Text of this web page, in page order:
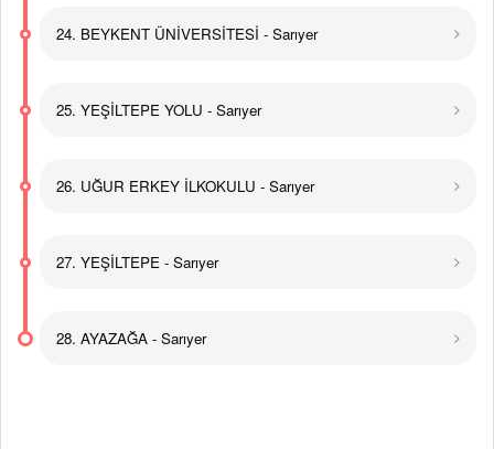
24. BEYKENT ÜNİVERSİTESİ - Sarıyer
25. YEŞİLTEPE YOLU - Sarıyer
26. UĞUR ERKEY İLKOKULU - Sarıyer
27. YEŞİLTEPE - Sarıyer
28. AYAZAĞA - Sarıyer